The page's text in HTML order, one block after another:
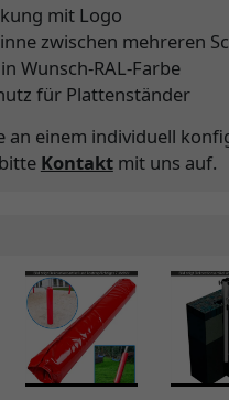
mit Logo
zwischen mehreren
Wunsch-RAL-Farbe
für Plattenständer
an einem individuell
Kontaktmit uns auf.